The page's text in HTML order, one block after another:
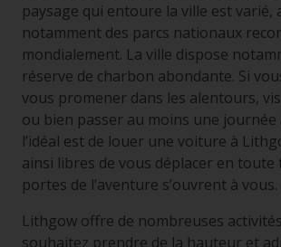
paysage qui entoure la ville est varié,
notamment des parcs nationaux
mondialement. La ville dispose
réserve de charbon abondante. Si
vous promener dans les alentours,
ou bien passer au moins une journée
l’idéal est de louer une voiture à
ainsi libres de vous déplacer en
portes de l’aventure s’ouvrent à vous.
Lithgow offre de nombreuses
souhaitez prendre de la hauteur et